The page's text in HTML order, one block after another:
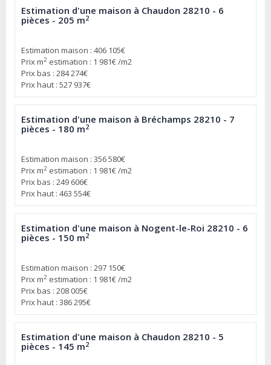
Estimation d'une maison à Chaudon 28210 - 6
pièces - 205 m2
Estimation maison : 406 105€
Prix m2 estimation : 1 981€ /m2
Prix bas : 284 274€
Prix haut : 527 937€
Estimation d'une maison à Bréchamps 28210 - 7
pièces - 180 m2
Estimation maison : 356 580€
Prix m2 estimation : 1 981€ /m2
Prix bas : 249 606€
Prix haut : 463 554€
Estimation d'une maison à Nogent-le-Roi 28210 - 6
pièces - 150 m2
Estimation maison : 297 150€
Prix m2 estimation : 1 981€ /m2
Prix bas : 208 005€
Prix haut : 386 295€
Estimation d'une maison à Chaudon 28210 - 5
pièces - 145 m2